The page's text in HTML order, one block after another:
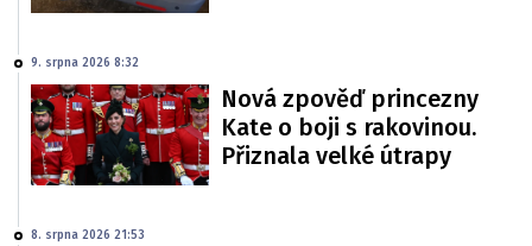
9. srpna 2026 8:32
Nová zpověď princezny
Kate o boji s rakovinou.
Přiznala velké útrapy
8. srpna 2026 21:53